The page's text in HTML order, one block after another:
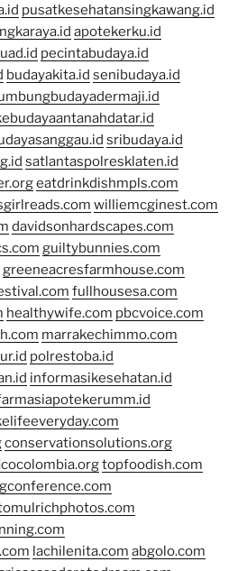
pusatkesehatansingkawang.id
apotekerku.id
pecintabudaya.id
budayakita.id senibudaya.id
sribudaya.id
satlantaspolresklaten.id
eatdrinkdishmpls.com
williemcginest.com
davidsonhardscapes.com
guiltybunnies.com
greeneacresfarmhouse.com
fullhousesa.com
healthywife.com pbcvoice.com
marrakechimmo.com
polrestoba.id
informasikesehatan.id
conservationsolutions.org
topfoodish.com
lachilenita.com abgolo.com